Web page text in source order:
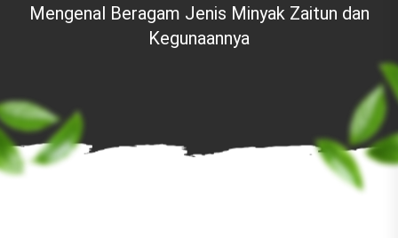
Mengenal Beragam Jenis Minyak Zaitun dan
Kegunaannya